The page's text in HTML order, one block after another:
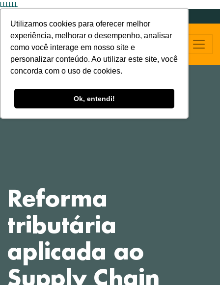
Utilizamos cookies para oferecer melhor
experiência, melhorar o desempenho, analisar
como você interage em nosso site e
personalizar conteúdo. Ao utilizar este site, você
concorda com o uso de cookies.
Ok, entendi!
LLLLLL